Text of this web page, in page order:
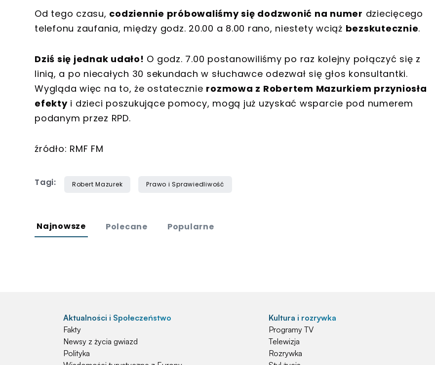
Od tego czasu, codziennie próbowaliśmy się dodzwonić na numer dziecięcego
telefonu zaufania, między godz. 20.00 a 8.00 rano, niestety wciąż bezskutecznie.
Dziś się jednak udało! O godz. 7.00 postanowiliśmy po raz kolejny połączyć się z
linią, a po niecałych 30 sekundach w słuchawce odezwał się głos konsultantki.
Wygląda więc na to, że ostatecznie rozmowa z Robertem Mazurkiem przyniosła
efektyi dzieci poszukujące pomocy, mogą już uzyskać wsparcie pod numerem
podanym przez RPD.
źródło: RMF FM
Tagi: Robert Mazurek Prawo i Sprawiedliwość
Najnowsze Polecane Popularne
Aktualności i Społeczeństwo
Fakty
Newsy z życia gwiazd
Polityka
Kultura i rozrywka
Programy TV
Telewizja
Rozrywka